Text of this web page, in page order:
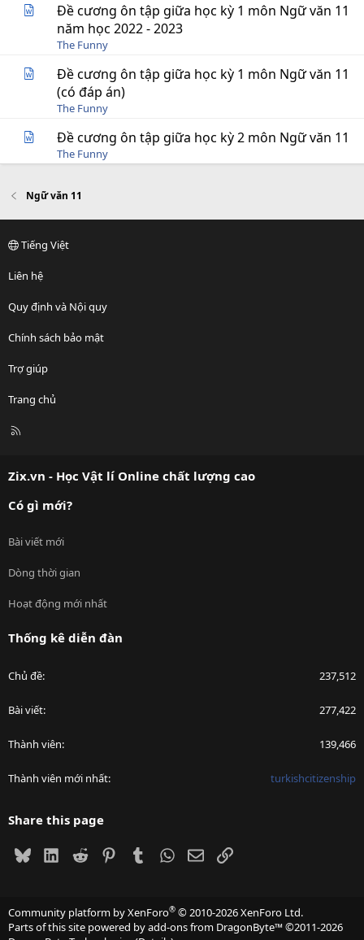
Đề cương ôn tập giữa học kỳ 1 môn Ngữ văn 11
năm học 2022 - 2023
The Funny
Đề cương ôn tập giữa học kỳ 1 môn Ngữ văn 11
(có đáp án)
The Funny
Đề cương ôn tập giữa học kỳ 2 môn Ngữ văn 11
The Funny
Ngữ văn 11
Tiếng Việt
Liên hệ
Quy định và Nội quy
Chính sách bảo mật
Trợ giúp
Trang chủ
R
Zix.vn - Học Vật lí Online chất lượng cao
Có gì mới?
Bài viết mới
Dòng thời gian
Hoạt động mới nhất
Thống kê diễn đàn
Chủ đề 237,512
Bài viết 277,422
Thành viên 139,466
Thành viên mới nhất turkishcitizenship
Share this page
BlueskyLinkedIn
Reddit PinterestTumblrWhatsApp
EmailLink
Community platform by XenForo® © 2010-2026 XenForo Ltd.
Parts of this site powered byadd-ons from DragonByte™©2011-2026